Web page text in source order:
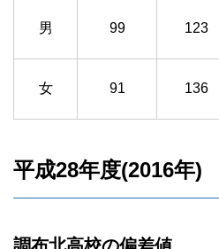
男 99 123
女 91 136
平成28年度(2016年)